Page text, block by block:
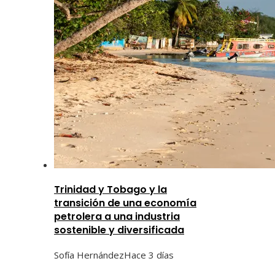
Trinidad y Tobago y la
transición de una economía
petrolera a una industria
sostenible y diversificada
Sofía HernándezHace 3 días